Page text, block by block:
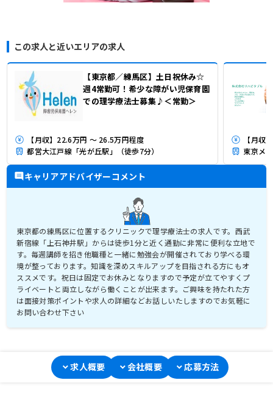
この求人と近いエリアの求人
【東京都／練馬区】土日祝休み☆
週4常勤可！希少な障がい児保育園
での理学療法士募集♪＜常勤＞
【月収】22.6万円 ～ 26.5万円程度
都営大江戸線「光が丘駅」（徒歩7分）
【月収
東京メ
キャリアアドバイザーコメント
東京都の練馬区に位置するクリニックで理学療法士の求人です。西武
新宿線「上石神井駅」からは徒歩1分と近く通勤に非常に便利な立地で
す。毎週講師を招き他職種と一緒に勉強会が開催されており学べる環
境が整っております。知識を深めスキルアップを目指される方にもオ
ススメです。祝日は固定でお休みとなりますので予定が立てやすくプ
ライベートと両立しながら働くことが出来ます。ご興味を持たれた方
は面接対策ポイントや求人の詳細などお話しいたしますのでお気軽に
お問い合わせ下さい
求人概要 会社概要 応募方法